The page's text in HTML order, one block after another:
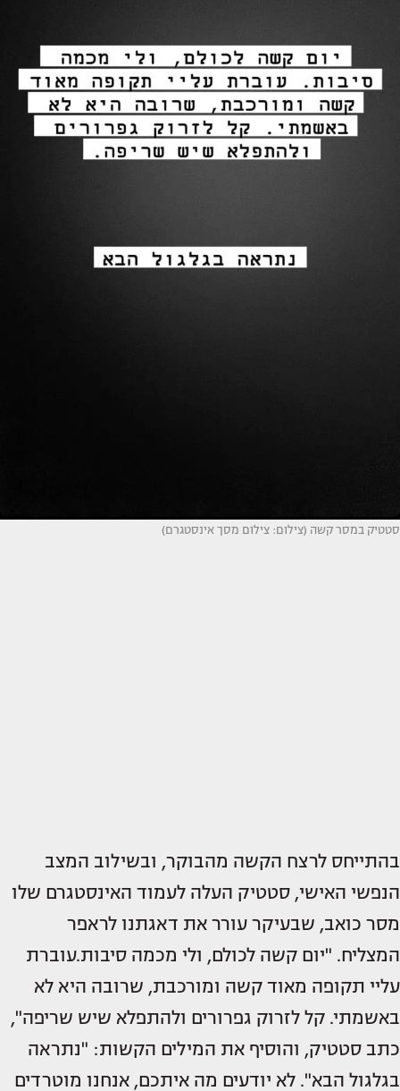
סטטיק במסר קשה (צילום: צילום מסך אינסטגרם)
בהתייחס לרצח הקשה מהבוקר, ובשילוב המצב
הנפשי האישי, סטטיק העלה לעמוד האינסטגרם שלו
מסר כואב, שבעיקר עורר את דאגתנו לראפר
המצליח. "יום קשה לכולם, ולי מכמה סיבות.עוברת
עליי תקופה מאוד קשה ומורכבת, שרובה היא לא
באשמתי. קל לזרוק גפרורים ולהתפלא שיש שריפה",
כתב סטטיק, והוסיף את המילים הקשות: "נתראה
בגלגול הבא". לא יודעים מה איתכם, אנחנו מוטרדים